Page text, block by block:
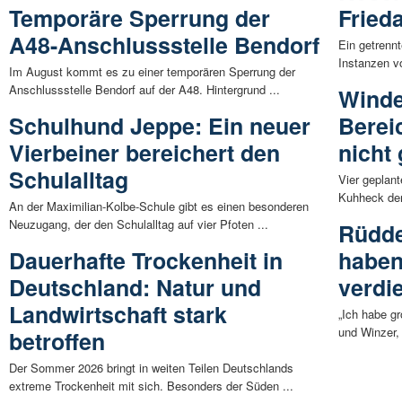
Temporäre Sperrung der
A48-Anschlussstelle Bendorf
Im August kommt es zu einer temporären Sperrung der
Anschlussstelle Bendorf auf der A48. Hintergrund ...
Schulhund Jeppe: Ein neuer
Vierbeiner bereichert den
Schulalltag
An der Maximilian-Kolbe-Schule gibt es einen besonderen
Neuzugang, der den Schulalltag auf vier Pfoten ...
Dauerhafte Trockenheit in
Deutschland: Natur und
Landwirtschaft stark
betroffen
Der Sommer 2026 bringt in weiten Teilen Deutschlands
extreme Trockenheit mit sich. Besonders der Süden ...
Ein
Instanzen
nicht
Vier
Kuhheck
„Ich habe
und